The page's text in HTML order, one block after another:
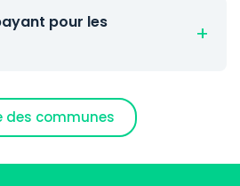
pour les
des communes